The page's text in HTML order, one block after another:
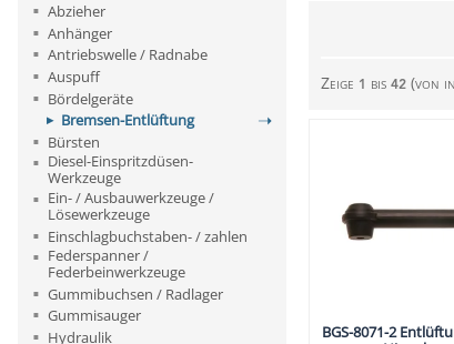
Abzieher
Anhänger
Antriebswelle / Radnabe
Auspuff
Bördelgeräte
Bremsen-Entlüftung
Bürsten
Diesel-Einspritzdüsen-
Werkzeuge
Ein- / Ausbauwerkzeuge /
Lösewerkzeuge
Einschlagbuchstaben- / zahlen
Federspanner /
Federbeinwerkzeuge
Gummibuchsen / Radlager
Gummisauger
Hydraulik
Zeige 1 bis 42(von
BGS-8071-2